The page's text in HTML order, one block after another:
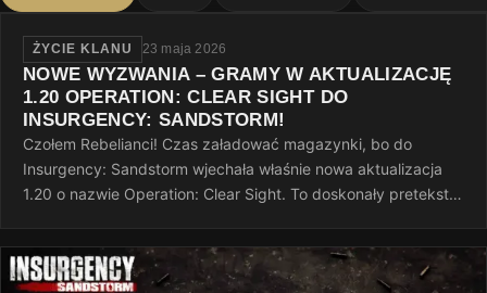
ŻYCIE KLANU 23 maja 2026
NOWE WYZWANIA – GRAMY W AKTUALIZACJĘ
1.20 OPERATION: CLEAR SIGHT DO
INSURGENCY: SANDSTORM!
Czołem Rebelianci! Czas załadować magazynki, bo do
Insurgency: Sandstorm wjechała właśnie nowa aktualizacja
1.20 o nazwie Operation: Clear Sight. To doskonały pretekst,